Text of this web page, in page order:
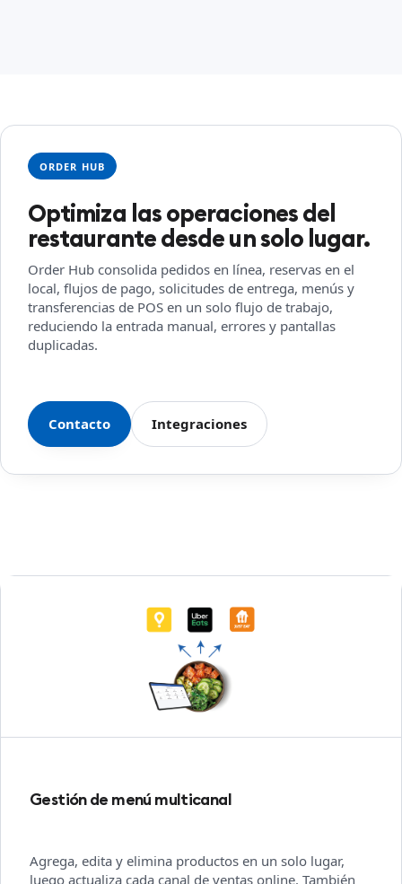
ORDER HUB
Optimiza las operaciones del
restaurante desde un solo lugar.
Order Hub consolida pedidos en línea, reservas en el
local, flujos de pago, solicitudes de entrega, menús y
transferencias de POS en un solo flujo de trabajo,
reduciendo la entrada manual, errores y pantallas
duplicadas.
Contacto Integraciones
Gestión de menú multicanal
Agrega, edita y elimina productos en un solo lugar,
luego actualiza cada canal de ventas online. También